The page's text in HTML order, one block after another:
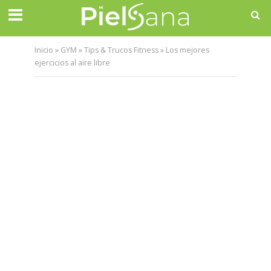
Inicio » GYM »Tips & Trucos Fitness» Los mejores
ejercicios al aire libre